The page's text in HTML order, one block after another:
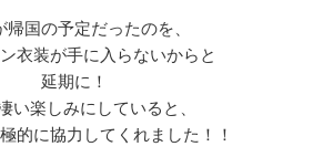
帰国の予定だったのを、
衣装が手に入らないからと
延期に！
い楽しみにしていると、
的に協力してくれました！！